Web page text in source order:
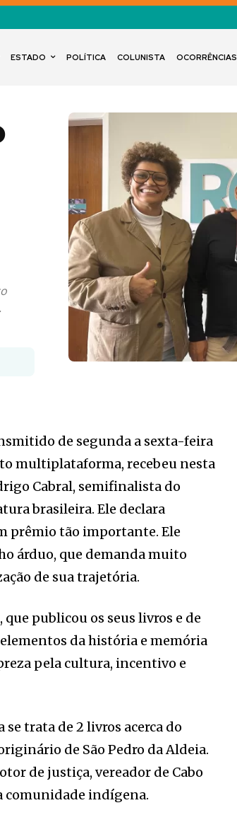
ESTADO POLÍTICA COLUNISTA OCORRÊNCIAS
de segunda a sexta-feira
multiplataforma, recebeu nesta
Cabral, semifinalista do
brasileira. Ele declara
prêmio tão importante. Ele
árduo, que demanda muito
de sua trajetória.
publicou os seus livros e de
da história e memória
pela cultura, incentivo e
trata de 2 livros acerca do
de São Pedro da Aldeia.
de justiça, vereador de Cabo
comunidade indígena.